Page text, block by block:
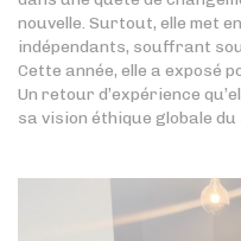
nouvelle. Surtout, elle met
indépendants, souffrant
Cette année, elle a exposé
Un retour d’expérience
sa vision éthique globale